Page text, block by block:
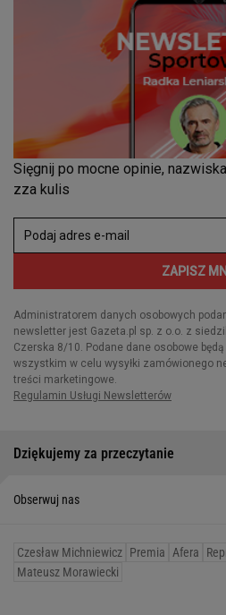
Dziękujemy za przeczytanie
Obserwuj nas
Czesław Michniewicz Premia Afera
Mateusz Morawiecki